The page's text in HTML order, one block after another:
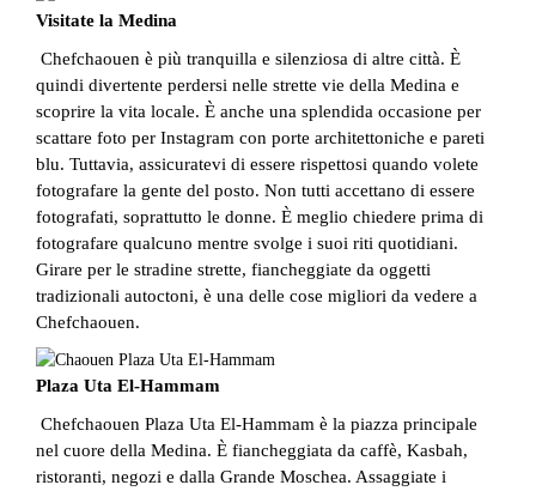
Visitate la Medina
Chefchaouen è più tranquilla e silenziosa di altre città. È
quindi divertente perdersi nelle strette vie della Medina e
scoprire la vita locale. È anche una splendida occasione per
scattare foto per Instagram con porte architettoniche e pareti
blu. Tuttavia, assicuratevi di essere rispettosi quando volete
fotografare la gente del posto. Non tutti accettano di essere
fotografati, soprattutto le donne. È meglio chiedere prima di
fotografare qualcuno mentre svolge i suoi riti quotidiani.
Girare per le stradine strette, fiancheggiate da oggetti
tradizionali autoctoni, è una delle cose migliori da vedere a
Chefchaouen.
Plaza Uta El-Hammam
Chefchaouen Plaza Uta El-Hammam è la piazza principale
nel cuore della Medina. È fiancheggiata da caffè, Kasbah,
ristoranti, negozi e dalla Grande Moschea. Assaggiate i